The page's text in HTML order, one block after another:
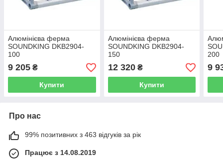
Алюмінієва ферма
SOUNDKING DKB2904-
100
9 205 ₴
Купити
Алюмінієва ферма
SOUNDKING DKB2904-
150
12 320₴
Купити
200
9
Про нас
99% позитивних з 463 відгуків за рік
Працює з 14.08.2019